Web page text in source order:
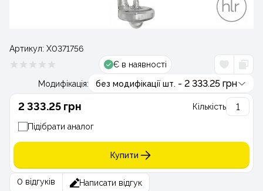
Артикул: Х0371756
Є в наявності
Модифікація: без модифікації шт. - 2 333.25 грн
2 333.25 грн Кількість
Підібрати аналог
Купити
0 відгуків Написати відгук